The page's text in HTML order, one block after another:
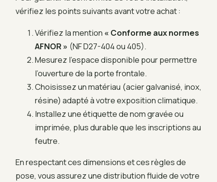
vérifiez les points suivants avant votre achat :
Vérifiez la mention « Conforme aux normes
AFNOR » (NF D27-404 ou 405).
Mesurez l’espace disponible pour permettre
l’ouverture de la porte frontale.
Choisissez un matériau (acier galvanisé, inox,
résine) adapté à votre exposition climatique.
Installez une étiquette de nom gravée ou
imprimée, plus durable que les inscriptions au
feutre.
En respectant ces dimensions et ces règles de
pose, vous assurez une distribution fluide de votre